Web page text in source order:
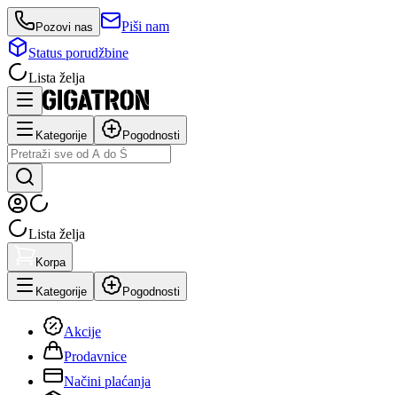
Pozovi nas
Piši nam
Status porudžbine
Lista želja
Kategorije Pogodnosti
Lista želja
Korpa
Kategorije Pogodnosti
Akcije
Prodavnice
Načini plaćanja